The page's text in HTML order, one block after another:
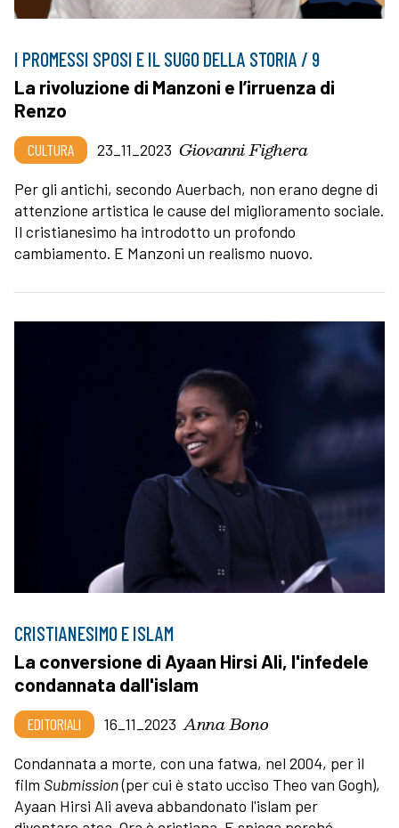
I PROMESSI SPOSI E IL SUGO DELLA STORIA / 9
La rivoluzione di Manzoni e l’irruenza di
Renzo
CULTURA 23_11_2023 Giovanni Fighera
Per gli antichi, secondo Auerbach, non erano degne di
attenzione artistica le cause del miglioramento sociale.
Il cristianesimo ha introdotto un profondo
cambiamento. E Manzoni un realismo nuovo.
CRISTIANESIMO E ISLAM
La conversione di Ayaan Hirsi Ali, l'infedele
condannata dall'islam
EDITORIALI 16_11_2023 Anna Bono
Condannata a morte, con una fatwa, nel 2004, per il
film Submission(per cui è stato ucciso Theo van Gogh),
Ayaan Hirsi Ali aveva abbandonato l'islam per